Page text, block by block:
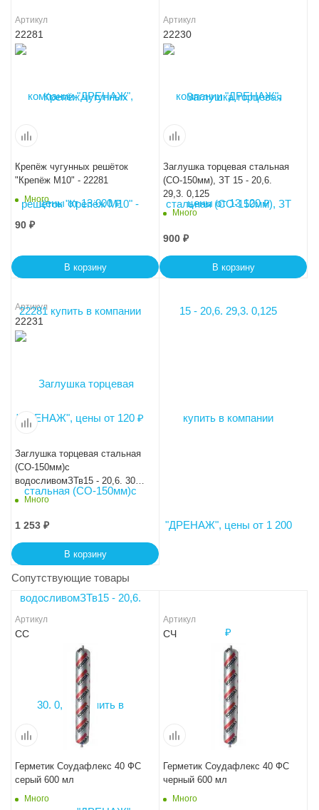
Артикул
22281
Крепёж чугунных решёток
"Крепёж М10" - 22281
Много
90 ₽
В корзину
Артикул
22230
Заглушка торцевая стальная
(СО-150мм), ЗТ 15 - 20,6.
29,3. 0,125
Много
900 ₽
В корзину
Артикул
22231
Заглушка торцевая стальная
(СО-150мм)с
водосливомЗТв15 - 20,6. 30.
0,125
Много
1 253 ₽
В корзину
Сопутствующие товары
Артикул
СС
Герметик Соудафлекс 40 ФС
серый 600 мл
Много
Артикул
СЧ
Герметик Соудафлекс 40 ФС
черный 600 мл
Много